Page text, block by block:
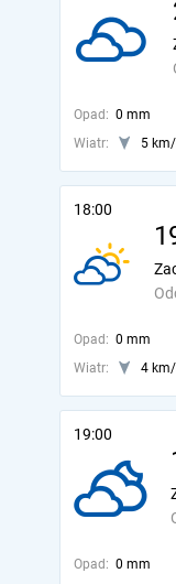
Opad: 0 mm
Wiatr:
5
18:00
Opad: 0 mm
Wiatr:
4
19:00
Opad: 0 mm